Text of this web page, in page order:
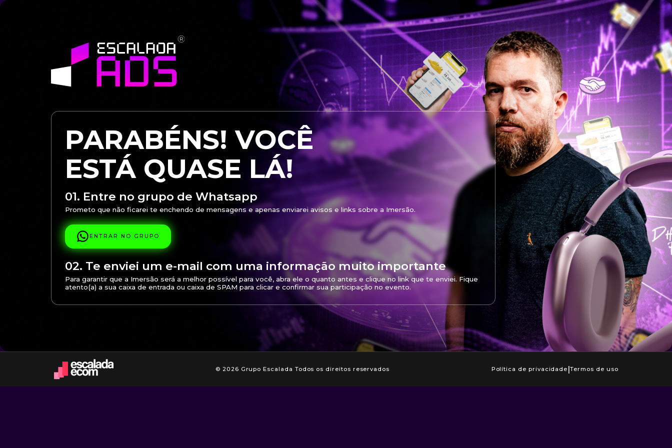
PARABÉNS! VOCÊ
ESTÁ QUASE LÁ!
01. Entre no grupo de Whatsapp
Prometo que não ficarei te enchendo de mensagens e apenas enviarei avisos e links sobre a Imersão.
ENTRAR NO GRUPO
02. Te enviei um e-mail com uma informação muito importante
Para garantir que a Imersão será a melhor possível para você, abra ele o quanto antes e clique no link que te enviei. Fique
atento(a) a sua caixa de entrada ou caixa de SPAM para clicar e confirmar sua participação no evento.
© 2026 Grupo Escalada Todos os direitos reservados Política de privacidade |Termos de uso